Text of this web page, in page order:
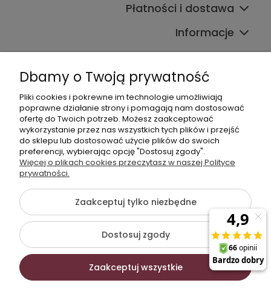
Płatności i dostawa
Informacje
Kontakt ze sklepem
Dane kontaktowe
603377506
sklep@komfort-biuro.pl
Nasz Facebook
©2026 Wszelkie Prawa Zastrzeżone | Komfort Biuro -
meble biurowe
Szablon Flex byEcommercy
Dbamy o Twoją prywatność
Pliki cookies i pokrewne im technologie umożliwiają
poprawne działanie strony i pomagają nam dostosować
ofertę do Twoich potrzeb. Możesz zaakceptować
wykorzystanie przez nas wszystkich tych plików i przejść
do sklepu lub dostosować użycie plików do swoich
preferencji, wybierając opcję "Dostosuj zgody".
Więcej o plikach cookies przeczytasz w naszej Polityce
prywatności.
Zaakceptuj tylko niezbędne
Dostosuj zgody
Zaakceptuj wszystkie